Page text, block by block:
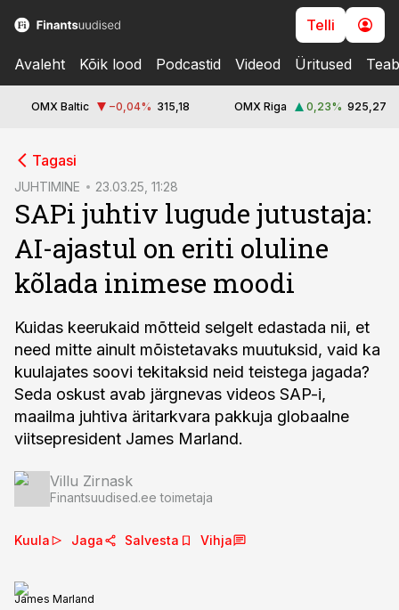
Telli
Avaleht Kõik lood Podcastid Videod Üritused
OMX Baltic −0,04% 315,18 OMX Riga 0,23% 925,27
Tagasi
JUHTIMINE 23.03.25, 11:28
SAPi juhtiv lugude jutustaja:
AI-ajastul on eriti oluline
kõlada inimese moodi
Kuidas keerukaid mõtteid selgelt edastada nii, et
need mitte ainult mõistetavaks muutuksid, vaid ka
kuulajates soovi tekitaksid neid teistega jagada?
Seda oskust avab järgnevas videos SAP-i,
maailma juhtiva äritarkvara pakkuja globaalne
viitsepresident James Marland.
Villu Zirnask
Finantsuudised.ee toimetaja
Kuula Jaga Salvesta Vihja
James Marland